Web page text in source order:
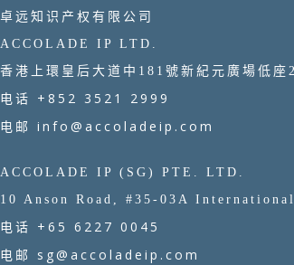
卓远知识产权有限公司
ACCOLADE IP LTD.
香港上環皇后大道中181號新紀元廣場低
电话 +852 3521 2999
电邮 info@accoladeip.com
ACCOLADE IP (SG) PTE. LTD.
10 Anson Road, #35-03A
电话 +65 6227 0045
电邮 sg@accoladeip.com